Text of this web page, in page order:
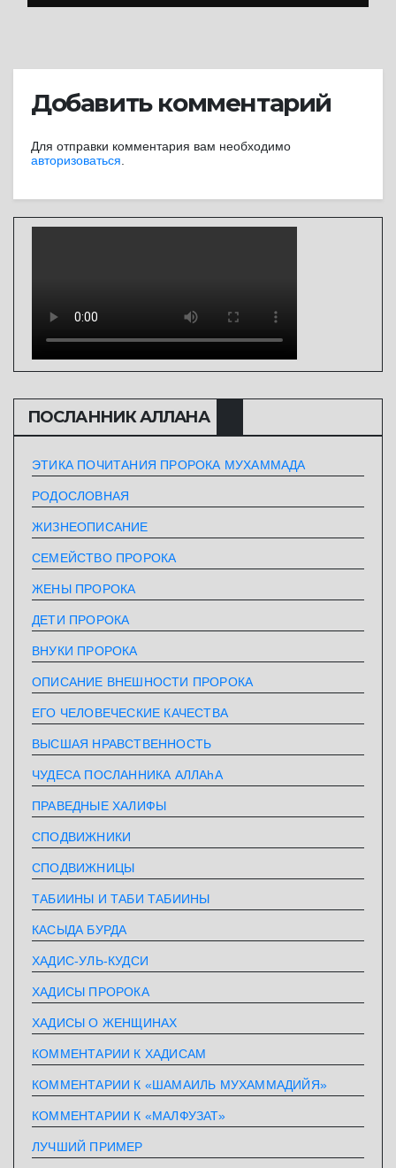
Добавить комментарий
Для отправки комментария вам необходимо
авторизоваться
ПОСЛАННИК АЛЛАHА
ЭТИКА ПОЧИТАНИЯ ПРОРОКА МУХАММАДА
РОДОСЛОВНАЯ
ЖИЗНЕОПИСАНИЕ
СЕМЕЙСТВО ПРОРОКА
ЖЕНЫ ПРОРОКА
ДЕТИ ПРОРОКА
ВНУКИ ПРОРОКА
ОПИСАНИЕ ВНЕШНОСТИ ПРОРОКА
ЕГО ЧЕЛОВЕЧЕСКИЕ КАЧЕСТВА
ВЫСШАЯ НРАВСТВЕННОСТЬ
ЧУДЕСА ПОСЛАННИКА АЛЛАhА
ПРАВЕДНЫЕ ХАЛИФЫ
СПОДВИЖНИКИ
СПОДВИЖНИЦЫ
ТАБИИНЫ И ТАБИ ТАБИИНЫ
КАСЫДА БУРДА
ХАДИС-УЛЬ-КУДСИ
ХАДИСЫ ПРОРОКА
ХАДИСЫ О ЖЕНЩИНАХ
КОММЕНТАРИИ К ХАДИСАМ
КОММЕНТАРИИ К «ШАМАИЛЬ МУХАММАДИЙЯ»
КОММЕНТАРИИ К «МАЛФУЗАТ»
ЛУЧШИЙ ПРИМЕР